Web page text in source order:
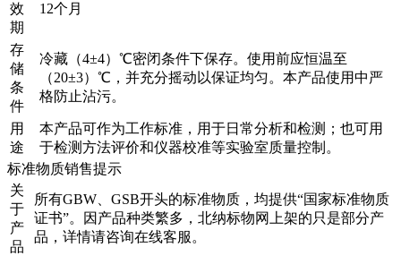
效
期
12个月
存
储
条
件
冷藏（4±4）℃密闭条件下保存。使用前应恒温至
（20±3）℃，并充分摇动以保证均匀。本产品使用中严
格防止沾污。
用
途
本产品可作为工作标准，用于日常分析和检测；也可用
于检测方法评价和仪器校准等实验室质量控制。
标准物质销售提示
关
于
产
品
所有GBW、GSB开头的标准物质，均提供“国家标准物质
证书”。因产品种类繁多，北纳标物网上架的只是部分产
品，详情请咨询在线客服。